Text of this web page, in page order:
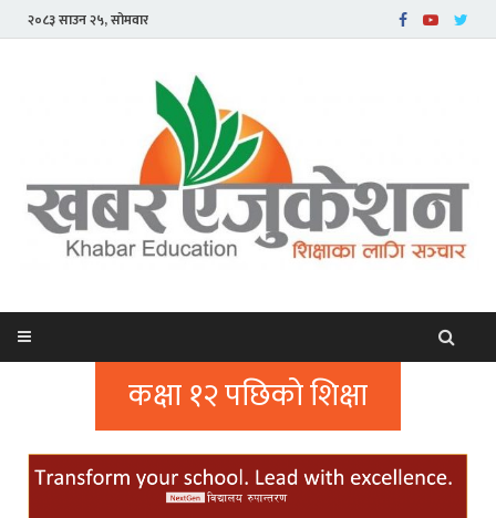
२०८३ साउन २५, सोमवार
कक्षा १२ पछिको शिक्षा